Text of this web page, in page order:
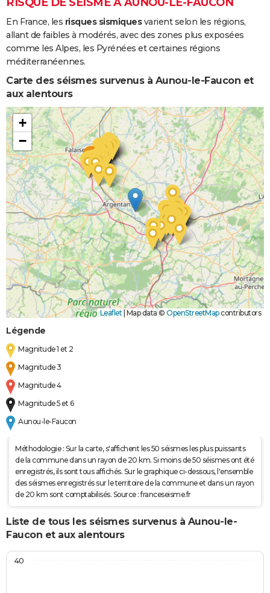
En France, les risques sismiquesvarient selon les régions,
allant de faibles à modérés, avec des zones plus exposées
comme les Alpes, les Pyrénées et certaines régions
méditerranéennes.
Carte des séismes survenus à Aunou-le-Faucon et
aux alentours
+
−
Leaflet | Map data © OpenStreetMapcontributors
Légende
Magnitude 1 et 2
Magnitude 3
Magnitude 4
Magnitude 5 et 6
Aunou-le-Faucon
Méthodologie : Sur la carte, s'affichent les 50 séismes les plus puissants
de la commune dans un rayon de 20 km. Si moins de 50 séismes ont été
enregistrés, ils sont tous affichés. Sur le graphique ci-dessous, l'ensemble
des séismes enregistrés sur le territoire de la commune et dans un rayon
de 20 km sont comptabilisés. Source : franceseisme.fr
Liste de tous les séismes survenus à Aunou-le-
Faucon et aux alentours
40